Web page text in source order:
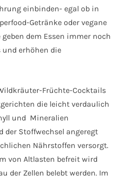
einbinden- egal ob in
Getränke oder vegane
geben dem Essen immer noch
und erhöhen die
Früchte-Cocktails
die leicht verdaulich
und Mineralien
der Stoffwechsel angeregt
Nährstoffen versorgt.
von Altlasten befreit wird
der Zellen belebt werden. Im